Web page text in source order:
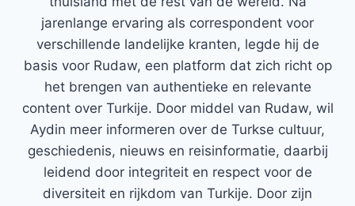
jarenlange ervaring als correspondent voor
verschillende landelijke kranten, legde hij de
basis voor Rudaw, een platform dat zich richt op
het brengen van authentieke en relevante
content over Turkije. Door middel van Rudaw, wil
Aydin meer informeren over de Turkse cultuur,
geschiedenis, nieuws en reisinformatie, daarbij
leidend door integriteit en respect voor de
diversiteit en rijkdom van Turkije. Door zijn